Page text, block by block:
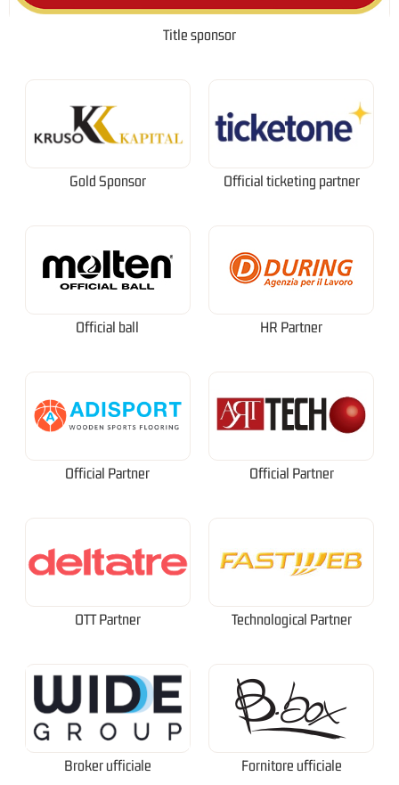
Title sponsor
Gold Sponsor Official ticketing partner
Official ball HR Partner
Official Partner Official Partner
OTT Partner Technological Partner
Broker ufficiale Fornitore ufficiale